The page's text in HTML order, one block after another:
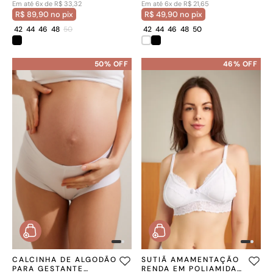
Em até 6x de R$ 33,32
R$ 89,90 no pix
42 44 46 48 50
Em até 6x de R$ 21,65
R$ 49,90 no pix
42 44 46 48 50
50% OFF
CALCINHA DE ALGODÃO
PARA GESTANTE
46% OFF
SUTIÃ AMAMENTAÇÃO
RENDA EM POLIAMIDA